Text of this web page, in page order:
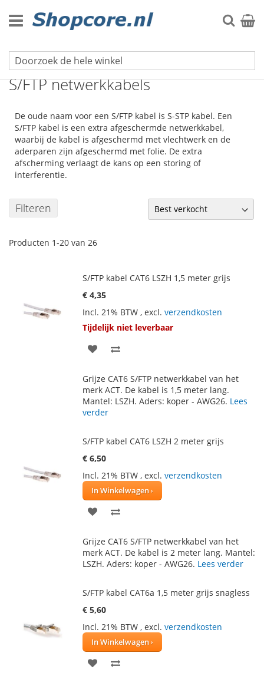
naar
de
Zoek
Kabels & Elektra
S/FTP netwerkkabels
De oude naam voor een S/FTP kabel is S-STP kabel. Een
S/FTP kabel is een extra afgeschermde netwerkkabel,
waarbij de kabel is afgeschermd met vlechtwerk en de
aderparen zijn afgeschermd met folie. De extra
afscherming verlaagt de kans op een storing of
interferentie.
Filteren
Producten 1-20 van 26
S/FTP kabel CAT6 LSZH 1,5 meter grijs
€ 4,35
Incl. 21% BTW , excl. verzendkosten
Tijdelijk niet leverbaar
VOEG
AAN
VERLANGLIJST
TE
VERGELIJKEN
Grijze CAT6 S/FTP netwerkkabel van het
merk ACT. De kabel is 1,5 meter lang.
Mantel: LSZH. Aders: koper - AWG26. Lees
verder
S/FTP kabel CAT6 LSZH 2 meter grijs
€ 6,50
Incl. 21% BTW , excl. verzendkosten
In Winkelwagen
VOEG
AAN
VERLANGLIJST
TE
VERGELIJKEN
Grijze CAT6 S/FTP netwerkkabel van het
merk ACT. De kabel is 2 meter lang. Mantel:
LSZH. Aders: koper - AWG26. Lees verder
S/FTP kabel CAT6a 1,5 meter grijs snagless
€ 5,60
Incl. 21% BTW , excl. verzendkosten
In Winkelwagen
VOEG